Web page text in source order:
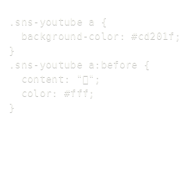
.sns-youtube a {
  background-color: #cd201f;
}
.sns-youtube a:before {
  content: "";
  color: #fff;
}